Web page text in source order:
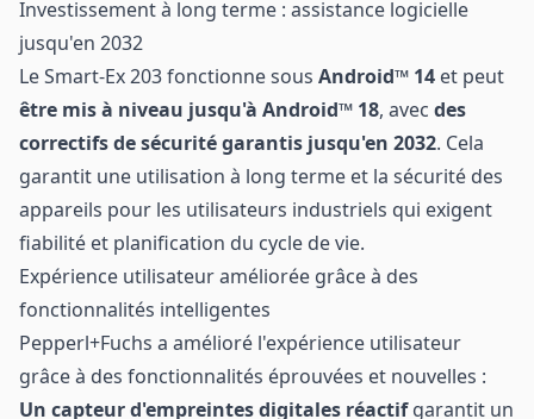
Investissement à long terme : assistance logicielle
jusqu'en 2032
Le Smart-Ex 203 fonctionne sous Android™ 14 et peut
être mis à niveau jusqu'à Android™ 18, avec des
correctifs de sécurité garantis jusqu'en 2032. Cela
garantit une utilisation à long terme et la sécurité des
appareils pour les utilisateurs industriels qui exigent
fiabilité et planification du cycle de vie.
Expérience utilisateur améliorée grâce à des
fonctionnalités intelligentes
Pepperl+Fuchs a amélioré l'expérience utilisateur
grâce à des fonctionnalités éprouvées et nouvelles :
Un capteur d'empreintes digitales réactifgarantit un